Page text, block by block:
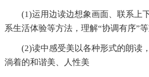
(1)运用边读边想象画面、联系上
系生活体验等方法，理解“协调有序”
(2)读中感受美以各种形式的朗读
淌着的和谐美、人性美